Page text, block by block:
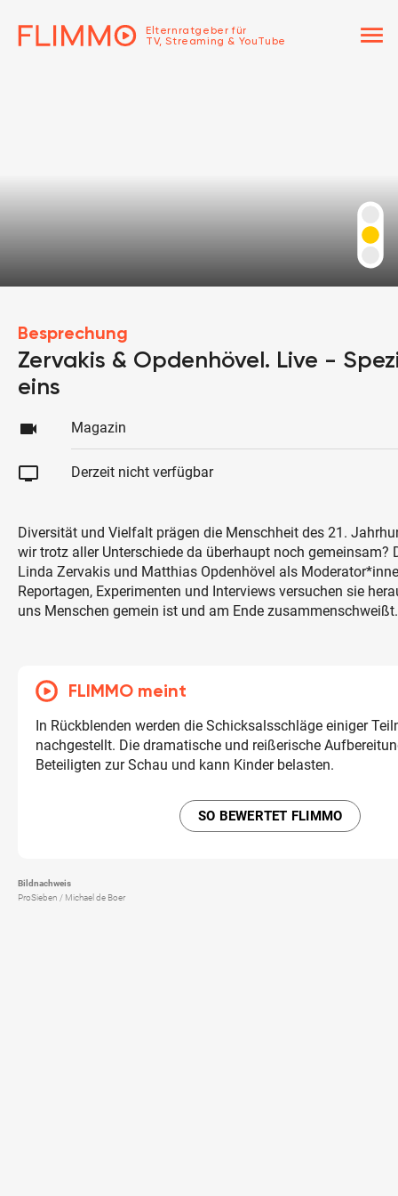
Elternratgeber für
TV, Streaming & YouTube
menu
Besprechung
Zervakis & Opdenhövel. Live -
eins
videocam Magazin
tv Derzeit nicht verfügbar
Diversität und Vielfalt prägen die Menschheit des 21.
wir trotz aller Unterschiede da überhaupt noch gemeinsam?
Linda Zervakis und Matthias Opdenhövel als
Reportagen, Experimenten und Interviews versuchen sie
uns Menschen gemein ist und am Ende zusammenschweißt.
FLIMMO meint
In Rückblenden werden die Schicksalsschläge einiger
nachgestellt. Die dramatische und reißerische
Beteiligten zur Schau und kann Kinder belasten.
SO BEWERTET FLIMMO
Bildnachweis
ProSieben / Michael de Boer